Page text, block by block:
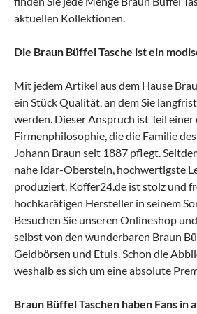
aktuellen Kollektionen.
Die Braun Büffel Tasche ist ein
Mit jedem Artikel aus dem Hause
ein Stück Qualität, an dem Sie
werden. Dieser Anspruch ist Teil
Firmenphilosophie, die die Familie
Johann Braun seit 1887 pflegt.
nahe Idar-Oberstein, hochwertigste
produziert. Koffer24.de ist stolz und
hochkarätigen Hersteller in seinem
Besuchen Sie unseren Onlineshop
selbst von den wunderbaren Braun
Geldbörsen und Etuis. Schon die
weshalb es sich um eine absolute
Braun Büffel Taschen haben Fans in